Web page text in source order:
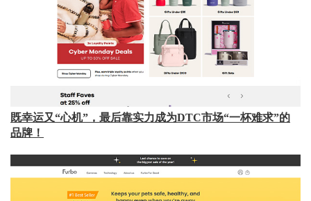
既幸运又“心机”，最后靠实力成为DTC市场“一杯难求”的
品牌！